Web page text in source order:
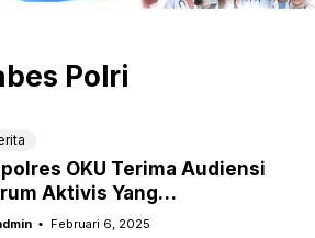
Polri
OKU Terima Audiensi
Aktivis Yang
Perkembangan
Februari 6, 2025